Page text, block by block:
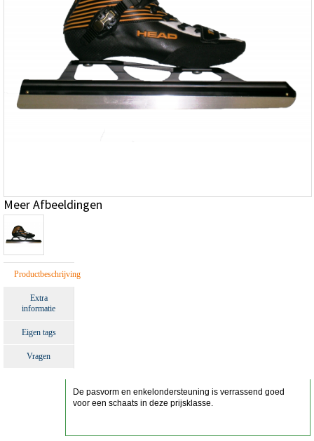
Meer Afbeeldingen
Productbeschrijving
Extra
informatie
Eigen tags
Vragen
De pasvorm en enkelondersteuning is verrassend goed
voor een schaats in deze prijsklasse.